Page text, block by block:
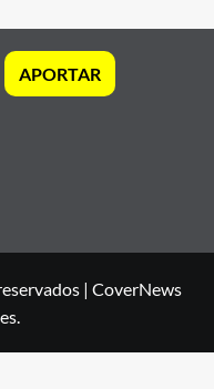
APORTAR
| CoverNews